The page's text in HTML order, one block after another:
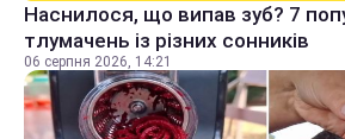
Наснилося, що випав зуб? 7
тлумачень із різних сонників
06 серпня 2026, 14:21